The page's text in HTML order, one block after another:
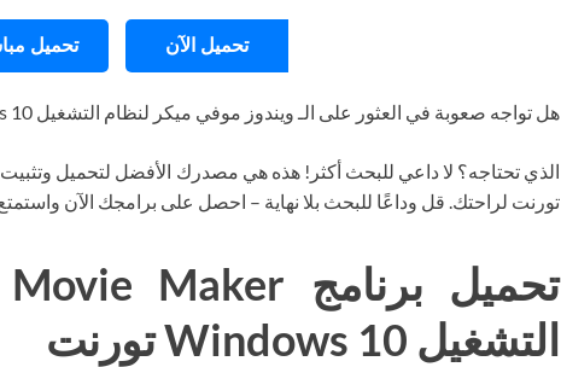
تحميل الآن تحميل
هل تواجه صعوبة في العثور على الـ ويندوز موفي ميكر لنظام التشغيل Windows 10
الذي تحتاجه؟ لا داعي للبحث أكثر! هذه هي مصدرك الأفضل لتحميل
تورنت لراحتك. قل وداعًا للبحث بلا نهاية – احصل على برامجك الآن
التشغيل Windows 10 تورنت